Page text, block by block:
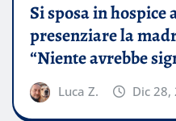
Si sposa in hospice
presenziare la
“Niente avrebbe
Luca Z. Dic 28,